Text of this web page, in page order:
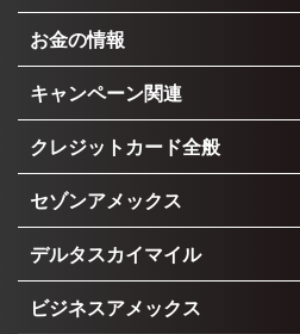
お金の情報
キャンペーン関連
クレジットカード全般
セゾンアメックス
デルタスカイマイル
ビジネスアメックス